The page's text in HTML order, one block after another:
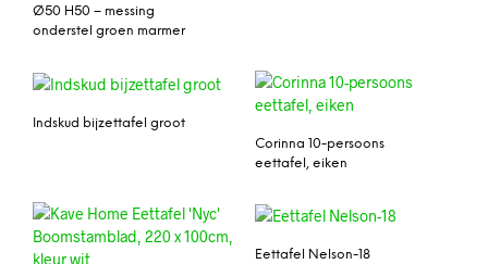
Ø50 H50 – messing
onderstel groen marmer
Indskud bijzettafel groot
Corinna 10-persoons
eettafel, eiken
Eettafel Nelson-18